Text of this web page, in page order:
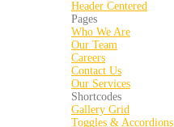
Header Centered
Pages
Who We Are
Our Team
Careers
Contact Us
Our Services
Shortcodes
Gallery Grid
Toggles & Accordions